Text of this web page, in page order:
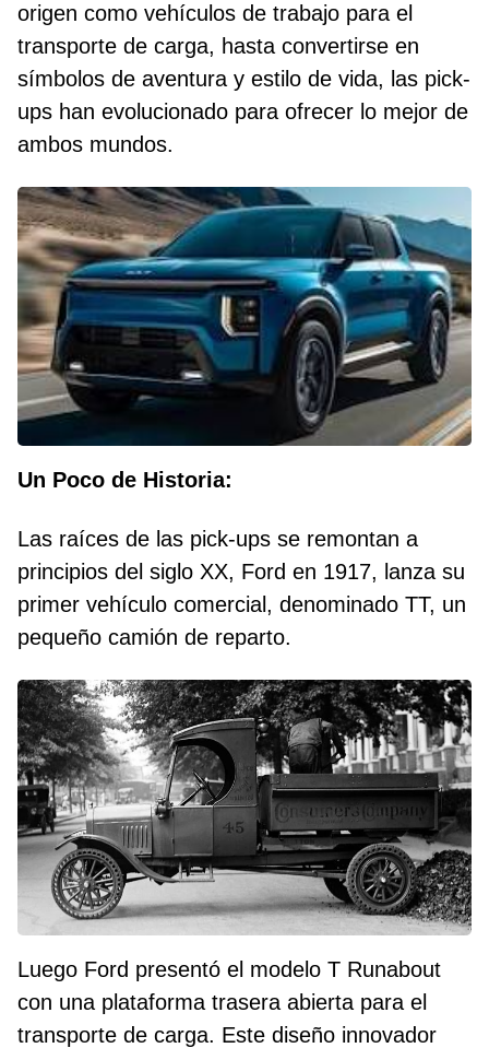
origen como vehículos de trabajo para el
transporte de carga, hasta convertirse en
símbolos de aventura y estilo de vida, las pick-
ups han evolucionado para ofrecer lo mejor de
ambos mundos.
Un Poco de Historia:
Las raíces de las pick-ups se remontan a
principios del siglo XX, Ford en 1917, lanza su
primer vehículo comercial, denominado TT, un
pequeño camión de reparto.
Luego Ford presentó el modelo T Runabout
con una plataforma trasera abierta para el
transporte de carga. Este diseño innovador